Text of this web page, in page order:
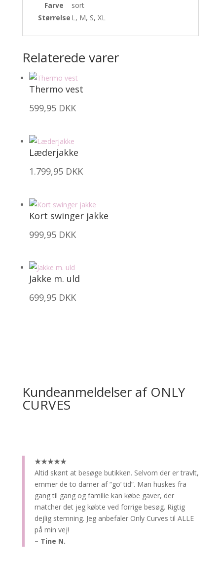
Farve
sort
Størrelse L, M, S, XL
Relaterede varer
Thermo vest
599,95 DKK
Læderjakke
1.799,95 DKK
Kort swinger jakke
999,95 DKK
Jakke m. uld
699,95 DKK
Kundeanmeldelser af ONLY
CURVES
★★★★★
Altid skønt at besøge butikken. Selvom der er travlt,
emmer de to damer af “go’ tid”. Man huskes fra
gang til gang og familie kan købe gaver, der
matcher det jeg købte ved forrige besøg. Rigtig
dejlig stemning. Jeg anbefaler Only Curves til ALLE
på min vej!
– Tine N.